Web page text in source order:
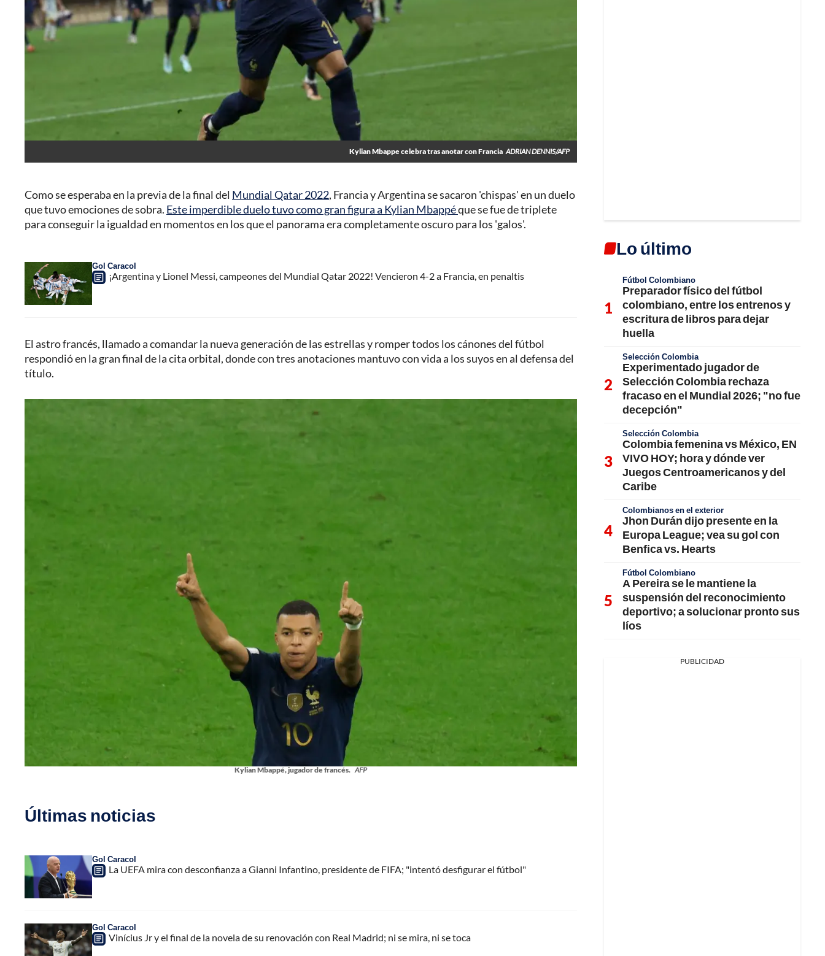
Kylian Mbappe celebra tras anotar con Francia ADRIAN DENNIS/AFP
Como se esperaba en la previa de la final del Mundial Qatar 2022, Francia y Argentina se sacaron 'chispas' en un duelo
que tuvo emociones de sobra. Este imperdible duelo tuvo como gran figura a Kylian Mbappéque se fue de triplete
para conseguir la igualdad en momentos en los que el panorama era completamente oscuro para los 'galos'.
Gol Caracol
¡Argentina y Lionel Messi, campeones del Mundial Qatar 2022! Vencieron 4-2 a Francia, en penaltis
El astro francés, llamado a comandar la nueva generación de las estrellas y romper todos los cánones del fútbol
respondió en la gran final de la cita orbital, donde con tres anotaciones mantuvo con vida a los suyos en al defensa del
título.
Kylian Mbappé, jugador de francés. AFP
Últimas noticias
Gol Caracol
La UEFA mira con desconfianza a Gianni Infantino, presidente de FIFA; "intentó desfigurar el fútbol"
Gol Caracol
Vinícius Jr y el final de la novela de su renovación con Real Madrid; ni se mira, ni se toca
Lo último
Fútbol Colombiano
Preparador físico del fútbol
colombiano, entre los entrenos y
escritura de libros para dejar
huella
Selección Colombia
Experimentado jugador de
Selección Colombia rechaza
fracaso en el Mundial 2026; "no fue
decepción"
Selección Colombia
Colombia femenina vs México, EN
VIVO HOY; hora y dónde ver
Juegos Centroamericanos y del
Caribe
Colombianos en el exterior
Jhon Durán dijo presente en la
Europa League; vea su gol con
Benfica vs. Hearts
Fútbol Colombiano
A Pereira se le mantiene la
suspensión del reconocimiento
deportivo; a solucionar pronto sus
líos
PUBLICIDAD